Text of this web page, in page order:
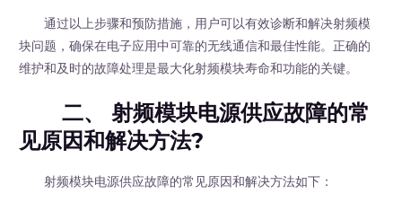
通过以上步骤和预防措施，用户可以有效诊断和解决射频模
块问题，确保在电子应用中可靠的无线通信和最佳性能。正确的
维护和及时的故障处理是最大化射频模块寿命和功能的关键。
二、 射频模块电源供应故障的常
见原因和解决方法?
射频模块电源供应故障的常见原因和解决方法如下：